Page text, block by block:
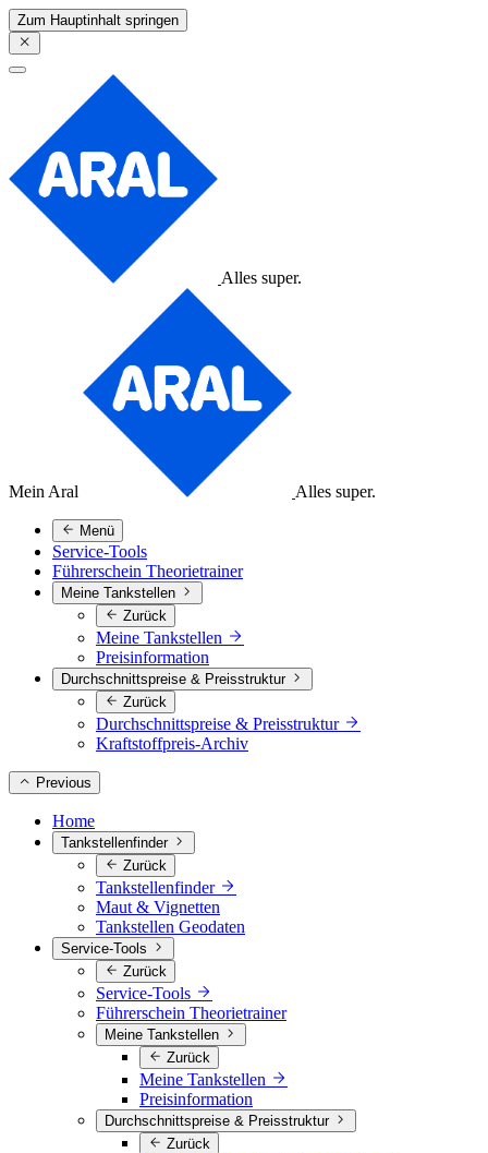
Zum Hauptinhalt springen
Alles super.
Mein Aral Alles super.
Menü
Service-Tools
Führerschein Theorietrainer
Meine Tankstellen
Zurück
Meine Tankstellen
Preisinformation
Durchschnittspreise & Preisstruktur
Zurück
Durchschnittspreise & Preisstruktur
Kraftstoffpreis-Archiv
Previous
Home
Tankstellenfinder
Zurück
Tankstellenfinder
Maut & Vignetten
Tankstellen Geodaten
Service-Tools
Zurück
Service-Tools
Führerschein Theorietrainer
Meine Tankstellen
Zurück
Meine Tankstellen
Preisinformation
Durchschnittspreise & Preisstruktur
Zurück